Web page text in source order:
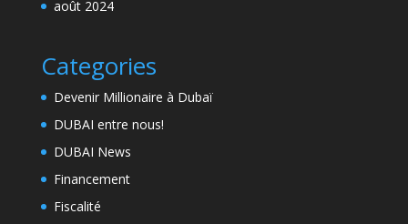
août 2024
Categories
Devenir Millionaire à Dubaï
DUBAI entre nous!
DUBAI News
Financement
Fiscalité